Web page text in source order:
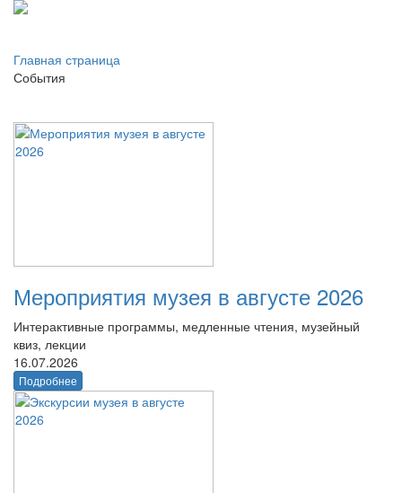
Главная страница
События
Мероприятия музея в августе 2026
Интерактивные программы, медленные чтения, музейный
квиз, лекции
16.07.2026
Подробнее